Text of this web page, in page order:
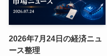
2026年7月24日の経済ニュ
ース整理